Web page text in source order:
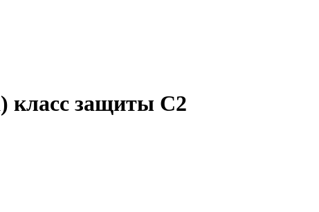
класс защиты С2